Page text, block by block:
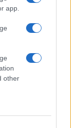
app.
other